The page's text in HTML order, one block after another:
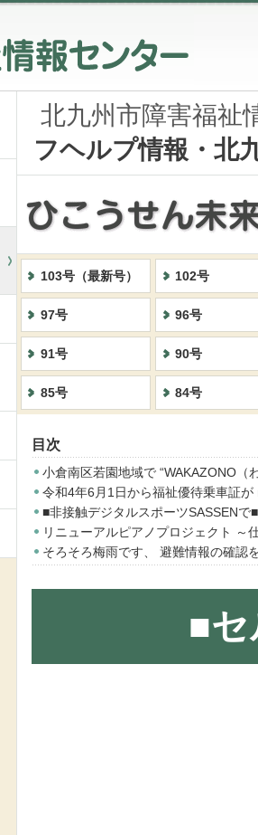
北九州市障害福祉
フヘルプ情報・北
103号（最新号） 102号
97号 96号
91号 90号
85号 84号
目次
小倉南区若園地域で “WAKAZONO（
令和4年6月1日から福祉優待乗車証
■非接触デジタルスポーツSASSEN
リニューアルピアノプロジェクト ～
そろそろ梅雨です、 避難情報の確認
■セ